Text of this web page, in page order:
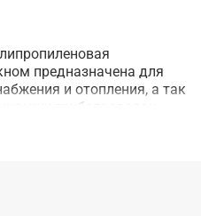
предназначена для
и отопления, а так
трубопроводах,
и газы, не агрессивные к